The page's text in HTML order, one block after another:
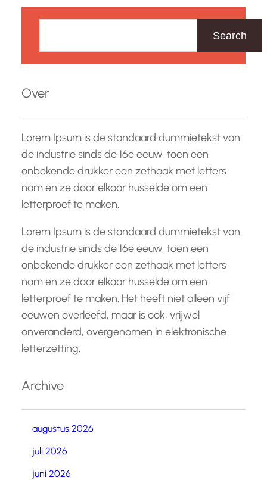
k
n
Search
Over
Lorem Ipsum is de standaard dummietekst van
de industrie sinds de 16e eeuw, toen een
onbekende drukker een zethaak met letters
nam en ze door elkaar husselde om een
letterproef te maken.
Lorem Ipsum is de standaard dummietekst van
de industrie sinds de 16e eeuw, toen een
onbekende drukker een zethaak met letters
nam en ze door elkaar husselde om een
letterproef te maken. Het heeft niet alleen vijf
eeuwen overleefd, maar is ook, vrijwel
onveranderd, overgenomen in elektronische
letterzetting.
Archive
augustus 2026
juli 2026
juni 2026